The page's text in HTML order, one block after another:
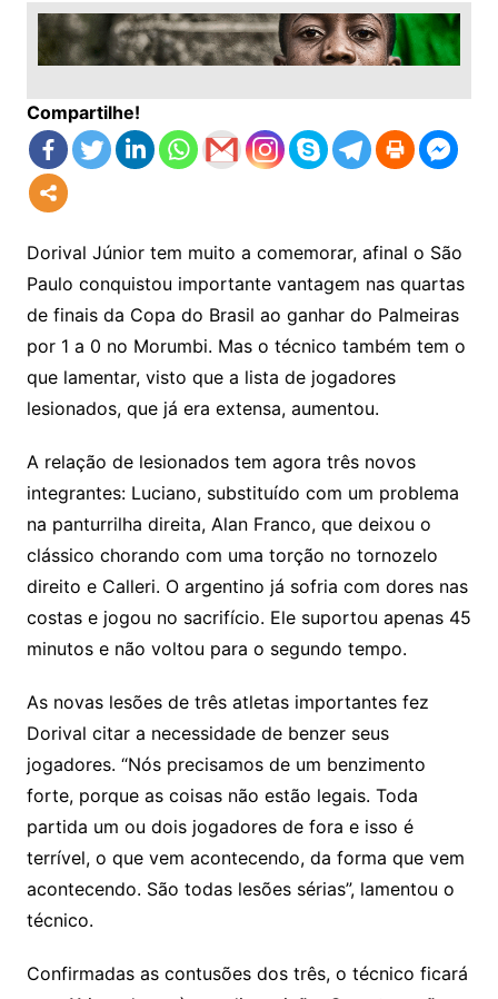
Compartilhe!
Dorival Júnior tem muito a comemorar, afinal o São
Paulo conquistou importante vantagem nas quartas
de finais da Copa do Brasil ao ganhar do Palmeiras
por 1 a 0 no Morumbi. Mas o técnico também tem o
que lamentar, visto que a lista de jogadores
lesionados, que já era extensa, aumentou.
A relação de lesionados tem agora três novos
integrantes: Luciano, substituído com um problema
na panturrilha direita, Alan Franco, que deixou o
clássico chorando com uma torção no tornozelo
direito e Calleri. O argentino já sofria com dores nas
costas e jogou no sacrifício. Ele suportou apenas 45
minutos e não voltou para o segundo tempo.
As novas lesões de três atletas importantes fez
Dorival citar a necessidade de benzer seus
jogadores. “Nós precisamos de um benzimento
forte, porque as coisas não estão legais. Toda
partida um ou dois jogadores de fora e isso é
terrível, o que vem acontecendo, da forma que vem
acontecendo. São todas lesões sérias”, lamentou o
técnico.
Confirmadas as contusões dos três, o técnico ficará